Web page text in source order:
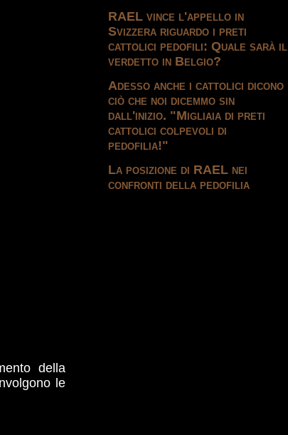
della
le
RAEL vince l'appello in
Svizzera riguardo i preti
cattolici pedofili: Quale sarà il
verdetto in Belgio?
Adesso anche i cattolici dicono
ciò che noi dicemmo sin
dall'inizio. "Migliaia di preti
cattolici colpevoli di
pedofilia!"
La posizione di RAEL nei
confronti della pedofilia